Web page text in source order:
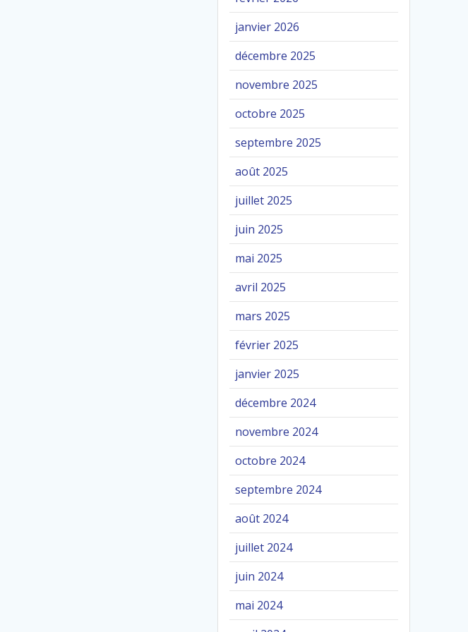
janvier 2026
décembre 2025
novembre 2025
octobre 2025
septembre 2025
août 2025
juillet 2025
juin 2025
mai 2025
avril 2025
mars 2025
février 2025
janvier 2025
décembre 2024
novembre 2024
octobre 2024
septembre 2024
août 2024
juillet 2024
juin 2024
mai 2024